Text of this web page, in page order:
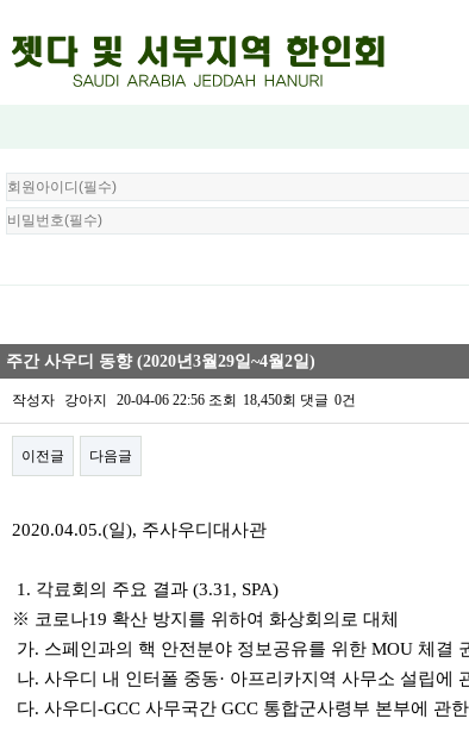
회
원
로
주간 사우디 동향 (2020년3월29일~4월2일)
작성자 강아지 20-04-06 22:56 조회 18,450회 댓글 0건
이전글 다음글
2020.04.05.(일), 주사우디대사관
1. 각료회의 주요 결과 (3.31, SPA)
※ 코로나19 확산 방지를 위하여 화상회의로 대체
가. 스페인과의 핵 안전분야 정보공유를 위한 MOU 체결
나. 사우디 내 인터폴 중동· 아프리카지역 사무소 설립에
다. 사우디-GCC 사무국간 GCC 통합군사령부 본부에 관한